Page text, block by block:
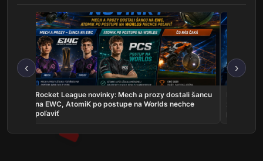
‹
Rocket League novinky: Mech a prozy dostali šancu
na EWC, AtomiK po postupe na Worlds nechce
poľaviť
Najnovšie
zahrá o
predstavil
›